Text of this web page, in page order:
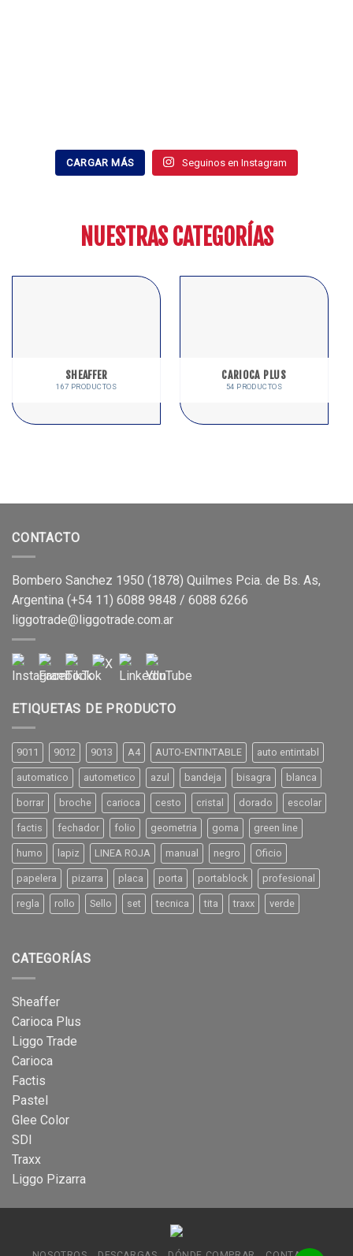
CARGAR MÁS Seguinos en Instagram
NUESTRAS CATEGORÍAS
SHEAFFER
167 PRODUCTOS
CARIOCA PLUS
54 PRODUCTOS
CONTACTO
Bombero Sanchez 1950 (1878) Quilmes Pcia. de Bs. As,
Argentina (+54 11) 6088 9848 / 6088 6266
liggotrade@liggotrade.com.ar
ETIQUETAS DE PRODUCTO
9011 9012 9013 A4 AUTO-ENTINTABLE auto entintabl
automatico autometico azul bandeja bisagra blanca
borrar broche carioca cesto cristal dorado escolar
factis fechador folio geometria goma green line
humo lapiz LINEA ROJA manual negro Oficio
papelera pizarra placa porta portablock profesional
regla rollo Sello set tecnica tita traxx verde
CATEGORÍAS
Sheaffer
Carioca Plus
Liggo Trade
Carioca
Factis
Pastel
Glee Color
SDI
Traxx
Liggo Pizarra